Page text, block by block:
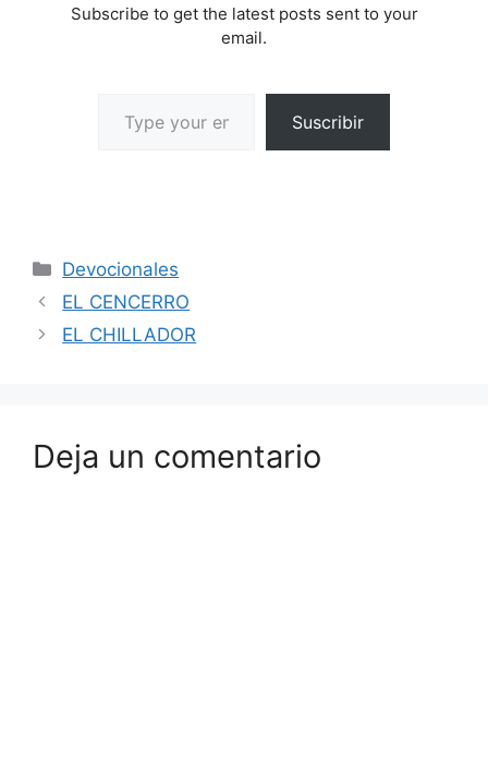
Subscribe to get the latest posts sent to your
email.
Suscribir
Devocionales
EL CENCERRO
EL CHILLADOR
Deja un comentario